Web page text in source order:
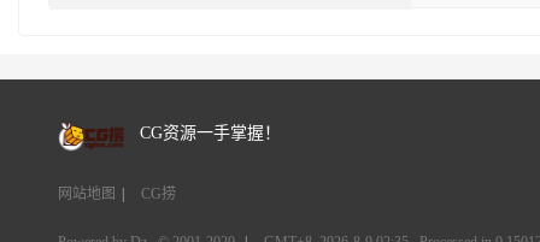
CG资源一手掌握！
网站地图 CG捞